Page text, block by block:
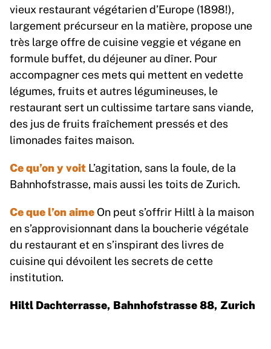
vieux restaurant végétarien d’Europe (1898!),
largement précurseur en la matière, propose une
très large offre de cuisine veggie et végane en
formule buffet, du déjeuner au dîner. Pour
accompagner ces mets qui mettent en vedette
légumes, fruits et autres légumineuses, le
restaurant sert un cultissime tartare sans viande,
des jus de fruits fraîchement pressés et des
limonades faites maison.
Ce qu’on y voit L’agitation, sans la foule, de la
Bahnhofstrasse, mais aussi les toits de Zurich.
Ce que l’on aime On peut s’offrir Hiltl à la maison
en s’approvisionnant dans la boucherie végétale
du restaurant et en s’inspirant des livres de
cuisine qui dévoilent les secrets de cette
institution.
Hiltl Dachterrasse, Bahnhofstrasse 88, Zurich